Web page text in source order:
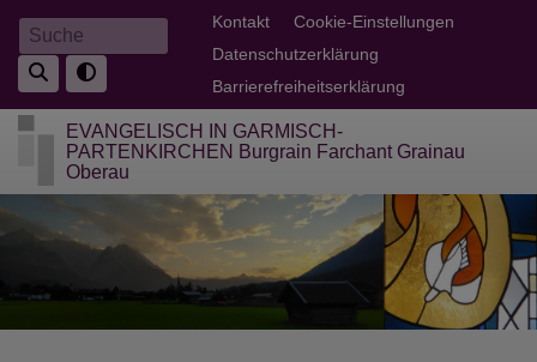
Direkt
zum
Inhalt
Suche Fußbereichsmenü
Kontakt
Cookie-Einstellungen
Datenschutzerklärung
Barrierefreiheitserklärung
EVANGELISCH IN GARMISCH-
PARTENKIRCHEN Burgrain Farchant Grainau
Oberau